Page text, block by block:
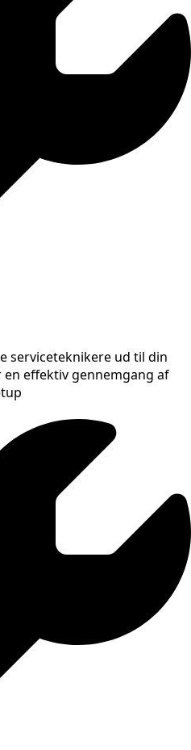
serviceteknikere ud til din
effektiv gennemgang af